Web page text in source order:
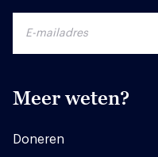
Meer weten?
Doneren